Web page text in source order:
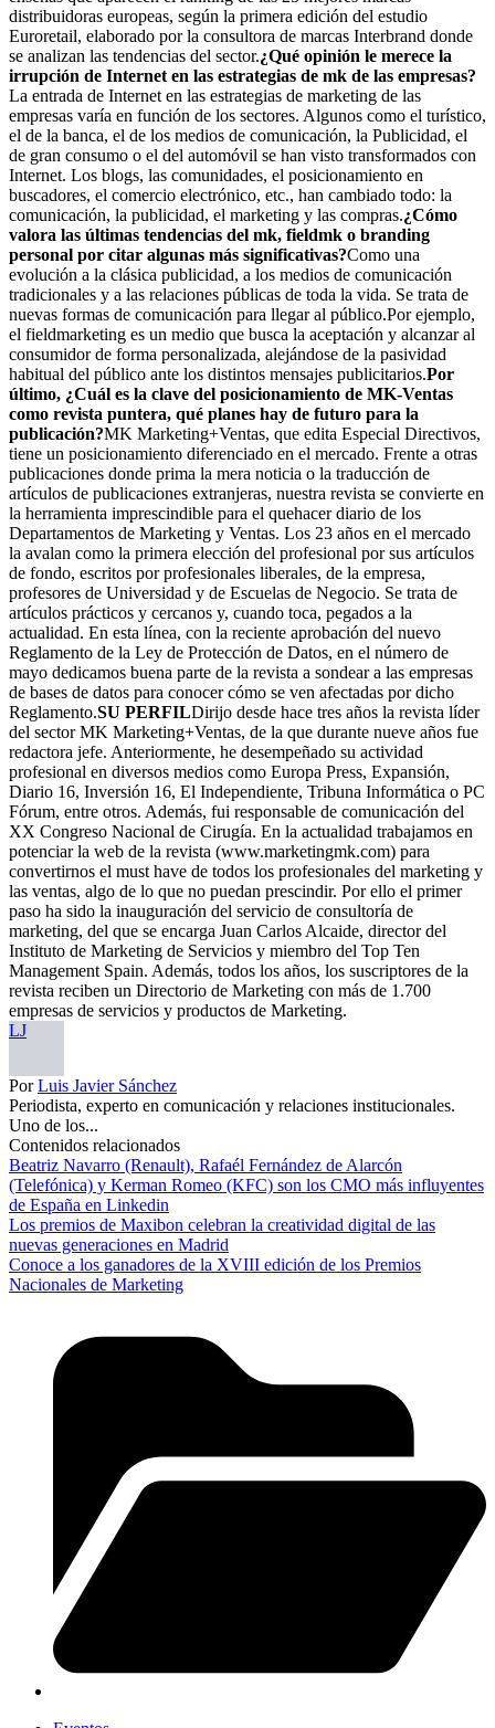
distribuidoras europeas, según la primera edición del estudio
Euroretail, elaborado por la consultora de marcas Interbrand donde
se analizan las tendencias del sector.¿Qué opinión le merece la
irrupción de Internet en las estrategias de mk de las empresas?
La entrada de Internet en las estrategias de marketing de las
empresas varía en función de los sectores. Algunos como el turístico,
el de la banca, el de los medios de comunicación, la Publicidad, el
de gran consumo o el del automóvil se han visto transformados con
Internet. Los blogs, las comunidades, el posicionamiento en
buscadores, el comercio electrónico, etc., han cambiado todo: la
comunicación, la publicidad, el marketing y las compras.¿Cómo
valora las últimas tendencias del mk, fieldmk o branding
personal por citar algunas más significativas?Como una
evolución a la clásica publicidad, a los medios de comunicación
tradicionales y a las relaciones públicas de toda la vida. Se trata de
nuevas formas de comunicación para llegar al público.Por ejemplo,
el fieldmarketing es un medio que busca la aceptación y alcanzar al
consumidor de forma personalizada, alejándose de la pasividad
habitual del público ante los distintos mensajes publicitarios.Por
último, ¿Cuál es la clave del posicionamiento de MK­-Ventas
como revista puntera, qué planes hay de futuro para la
publicación?MK Marketing+Ventas, que edita Especial Directivos,
tiene un posicionamiento diferenciado en el mercado. Frente a otras
publicaciones donde prima la mera noticia o la traducción de
artículos de publicaciones extranjeras, nuestra revista se convierte en
la herramienta imprescindible para el quehacer diario de los
Departamentos de Marketing y Ventas. Los 23 años en el mercado
la avalan como la primera elección del profesional por sus artículos
de fondo, escritos por profesionales liberales, de la empresa,
profesores de Universidad y de Escuelas de Negocio. Se trata de
artículos prácticos y cercanos y, cuando toca, pegados a la
actualidad. En esta línea, con la reciente aprobación del nuevo
Reglamento de la Ley de Protección de Datos, en el número de
mayo dedicamos buena parte de la revista a sondear a las empresas
de bases de datos para conocer cómo se ven afectadas por dicho
Reglamento.SU PERFILDirijo desde hace tres años la revista líder
del sector MK Marketing+Ventas, de la que durante nueve años fue
redactora jefe. Anteriormente, he desempeñado su actividad
profesional en diversos medios como Europa Press, Expansión,
Diario 16, Inversión 16, El Independiente, Tribuna Informática o PC
Fórum, entre otros. Además, fui responsable de comunicación del
XX Congreso Nacional de Cirugía. En la actualidad trabajamos en
potenciar la web de la revista (www.marketingmk.com) para
convertirnos el must have de todos los profesionales del marketing y
las ventas, algo de lo que no puedan prescindir. Por ello el primer
paso ha sido la inauguración del servicio de consultoría de
marketing, del que se encarga Juan Carlos Alcaide, director del
Instituto de Marketing de Servicios y miembro del Top Ten
Management Spain. Además, todos los años, los suscriptores de la
revista reciben un Directorio de Marketing con más de 1.700
empresas de servicios y productos de Marketing.
LJ
PorLuis Javier Sánchez
Periodista, experto en comunicación y relaciones institucionales.
Uno de los...
Contenidos relacionados
Beatriz Navarro (Renault), Rafaél Fernández de Alarcón
(Telefónica) y Kerman Romeo (KFC) son los CMO más influyentes
de España en Linkedin
Los premios de Maxibon celebran la creatividad digital de las
nuevas generaciones en Madrid
Conoce a los ganadores de la XVIII edición de los Premios
Nacionales de Marketing